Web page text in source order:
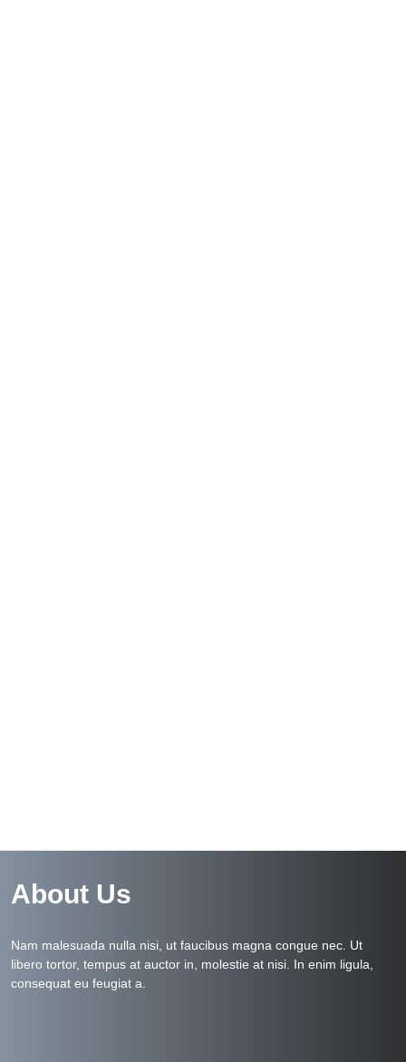
About Us
Nam malesuada nulla nisi, ut faucibus magna congue nec. Ut
libero tortor, tempus at auctor in, molestie at nisi. In enim ligula,
consequat eu feugiat a.